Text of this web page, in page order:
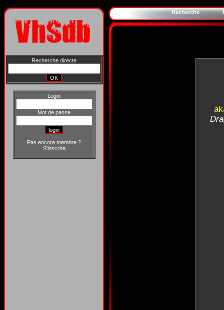
Recherche directe
Login
Mot de passe
Pas encore membre ?
S'inscrire
Recherche